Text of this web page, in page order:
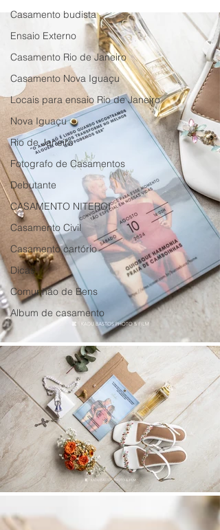
Casamento budista
Ensaio Externo
Casamento Rio de Janeiro
Casamento Nova Iguaçu
Locais para ensaio Rio de Janeiro
Nova Iguaçu
Rio de Janeiro
Fotografo de Casamentos
Debutante
CASAMENTO NITEROI
Casamento Civil
Casamento cartório
Dicas
Comunhão de Bens
Album de casamento